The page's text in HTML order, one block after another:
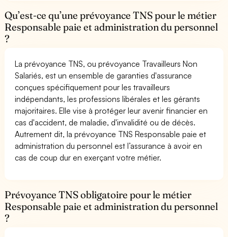
Qu’est-ce qu’une prévoyance TNS pour le métier
Responsable paie et administration du personnel
?
La prévoyance TNS, ou prévoyance Travailleurs Non
Salariés, est un ensemble de garanties d'assurance
conçues spécifiquement pour les travailleurs
indépendants, les professions libérales et les gérants
majoritaires. Elle vise à protéger leur avenir financier en
cas d'accident, de maladie, d'invalidité ou de décès.
Autrement dit, la prévoyance TNS Responsable paie et
administration du personnel est l’assurance à avoir en
cas de coup dur en exerçant votre métier.
Prévoyance TNS obligatoire pour le métier
Responsable paie et administration du personnel
?